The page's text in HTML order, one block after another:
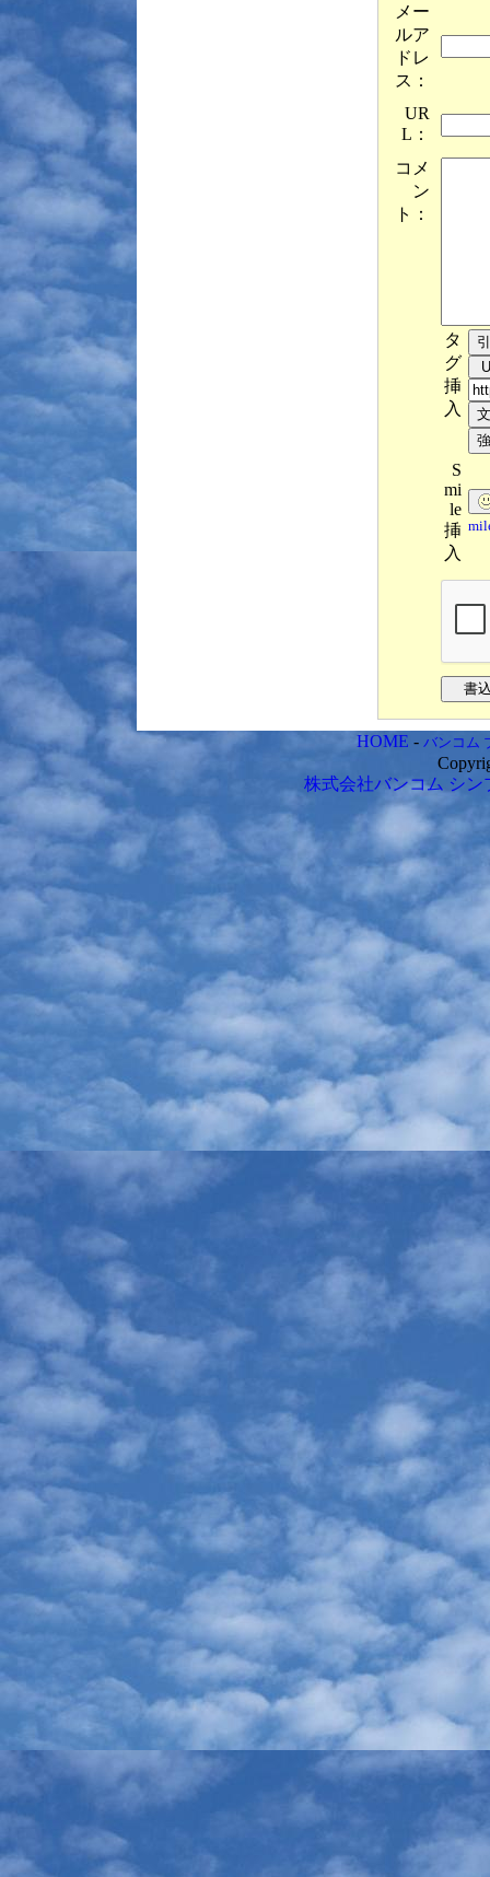
メー
ルア
ドレ
ス：
UR
L：
コメ
ン
ト：
タ
グ
挿
入
S
mi
le
挿
入
HOME - バンコム
株式会社バンコム シン